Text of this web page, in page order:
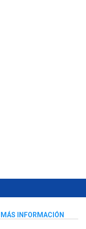
MÁS INFORMACIÓN